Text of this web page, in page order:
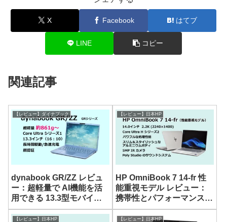
X Facebook はてブ
LINE コピー
関連記事
【レビュー】ダイナブック
dynabook GR/ZZ レビュ
ー：超軽量で AI機能を活
用できる 13.3型モバイル
ノート
【レビュー】日本HP
HP OmniBook 7 14-fr 性
能重視モデル レビュー：
携帯性とパフォーマンスを
両立した 14型ノート
【レビュー】日本HP 【レビュー】日本HP